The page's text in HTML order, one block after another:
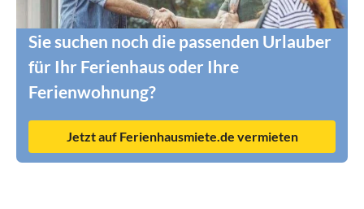
Sie suchen noch die passenden Urlauber
für Ihr Ferienhaus oder Ihre
Ferienwohnung?
Jetzt auf Ferienhausmiete.de vermieten